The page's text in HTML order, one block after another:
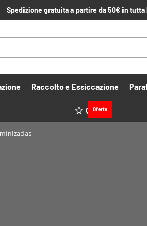
Spedizione gratuita a partire da 50€ in tutta
Raccolto e Essiccazione
Offerte
Oferta